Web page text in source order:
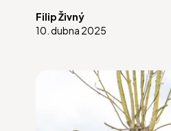
Filip Živný
10. dubna 2025